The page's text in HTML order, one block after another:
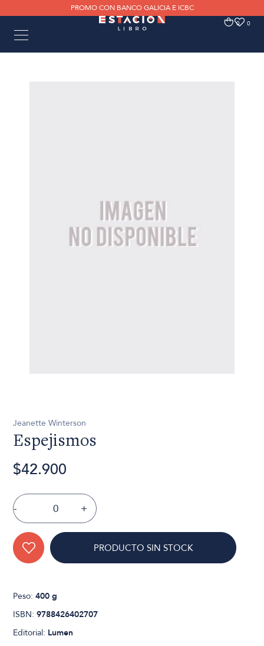
PROMO CON BANCO GALICIA E ICBC
0 0
Jeanette Winterson
Espejismos
$42.900
- +
PRODUCTO SIN STOCK
Peso:400 g
ISBN:9788426402707
Editorial: Lumen